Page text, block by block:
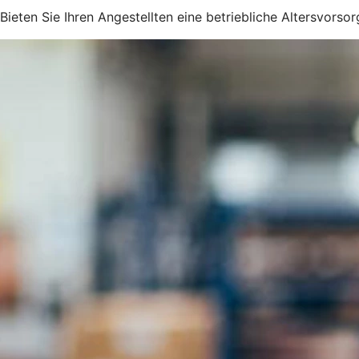
Bieten Sie Ihren Angestellten eine betriebliche